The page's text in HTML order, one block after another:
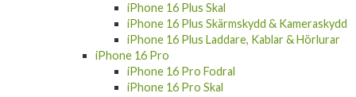
iPhone 16 Plus Skal
iPhone 16 Plus Skärmskydd & Kameraskydd
iPhone 16 Plus Laddare, Kablar & Hörlurar
iPhone 16 Pro
iPhone 16 Pro Fodral
iPhone 16 Pro Skal